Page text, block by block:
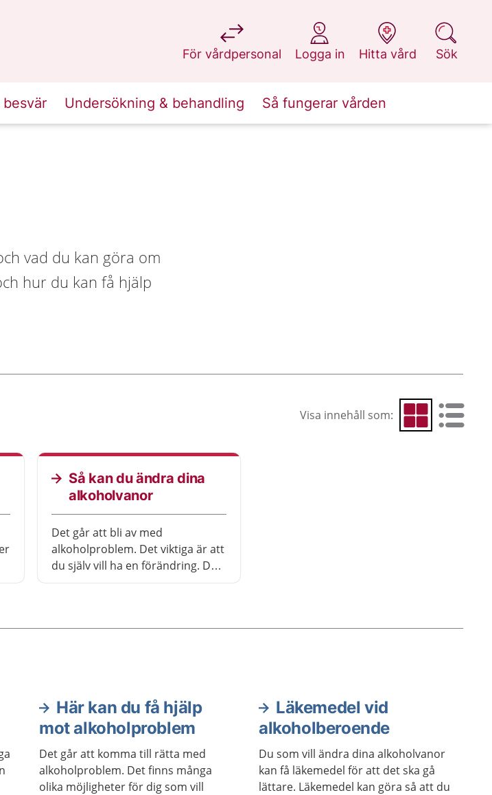
För vårdpersonal
på 1177.se
Logga in
på 1177.se
Hitta vård
på 1177.se
Sök
på 1177.se
besvär Undersökning & behandling Så fungerar vården
vad du kan göra om
hur du kan få hjälp
Visa innehåll som: Visa som rutnät
Visa som
Så kan du ändra dina
alkoholvanor
Det går att bli av med
alkoholproblem. Det viktiga är att
du själv vill ha en förändring. Det
Här kan du få hjälp
mot alkoholproblem
Det går att komma till rätta med
alkoholproblem. Det finns många
olika möjligheter för dig som vill
Läkemedel vid
alkoholberoende
Du som vill ändra dina alkoholvanor
kan få läkemedel för att det ska gå
lättare. Läkemedel kan göra så att du